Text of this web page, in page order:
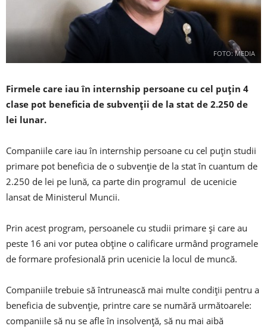
FOTO: MEDIA
Firmele care iau în internship persoane cu cel puţin 4
clase pot beneficia de subvenţii de la stat de 2.250 de
lei lunar.
Companiile care iau în internship persoane cu cel puţin studii
primare pot beneficia de o subvenţie de la stat în cuantum de
2.250 de lei pe lună, ca parte din programul de ucenicie
lansat de Ministerul Muncii.
Prin acest program, persoanele cu studii primare şi care au
peste 16 ani vor putea obţine o calificare urmând programele
de formare profesională prin ucenicie la locul de muncă.
Companiile trebuie să întrunească mai multe condiţii pentru a
beneficia de subvenţie, printre care se numără următoarele:
companiile să nu se afle în insolvenţă, să nu mai aibă